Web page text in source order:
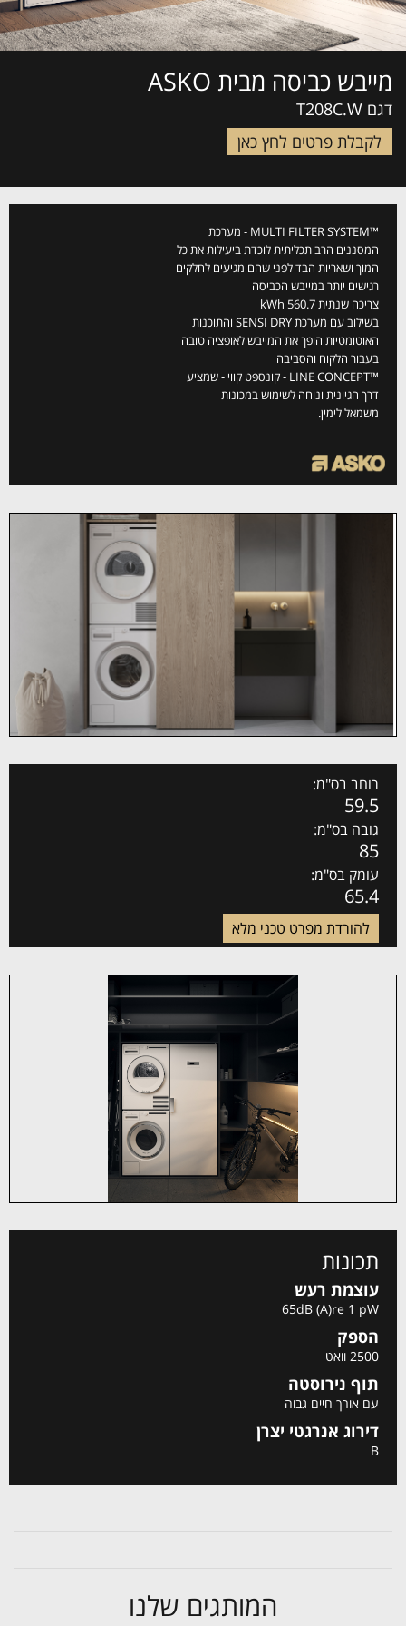
מייבש כביסה מבית ASKO
דגם T208C.W
לקבלת פרטים לחץ כאן
™MULTI FILTER SYSTEM - מערכת
המסננים הרב תכליתית לוכדת ביעילות את כל
המוך ושאריות הבד לפני שהם מגיעים לחלקים
רגישים יותר במייבש הכביסה
צריכה שנתית 560.7 kWh
בשילוב עם מערכת SENSI DRY והתוכנות
האוטומטיות הופך את המייבש לאופציה טובה
בעבור הלקוח והסביבה
™LINE CONCEPT - קונספט קווי - שמציע
דרך הגיונית ונוחה לשימוש במכונות
משמאל לימין.
רוחב בס"מ:
59.5
גובה בס"מ:
85
עומק בס"מ:
65.4
להורדת מפרט טכני מלא
תכונות
עוצמת רעש
65dB (A)re 1 pW
הספק
2500 וואט
תוף נירוסטה
עם אורך חיים גבוה
דירוג אנרגטי יצרן
B
המותגים שלנו